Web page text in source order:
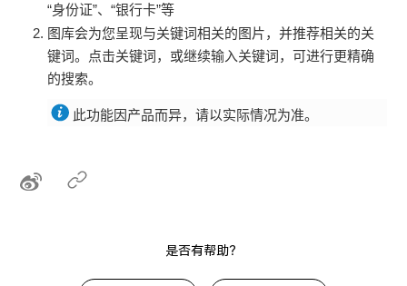
“身份证”、“银行卡”等
图库会为您呈现与关键词相关的图片，并推荐相关的关
键词。点击关键词，或继续输入关键词，可进行更精确
的搜索。
此功能因产品而异，请以实际情况为准。
是否有帮助？